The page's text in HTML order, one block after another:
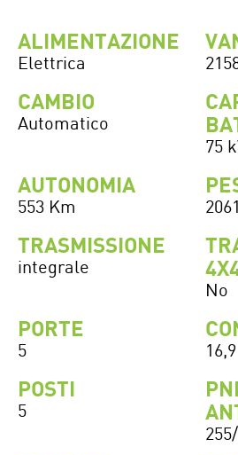
ALIMENTAZIONE
Elettrica
CAMBIO
Automatico
75
AUTONOMIA
553 Km
TRASMISSIONE
integrale
No
PORTE
5
POSTI
5